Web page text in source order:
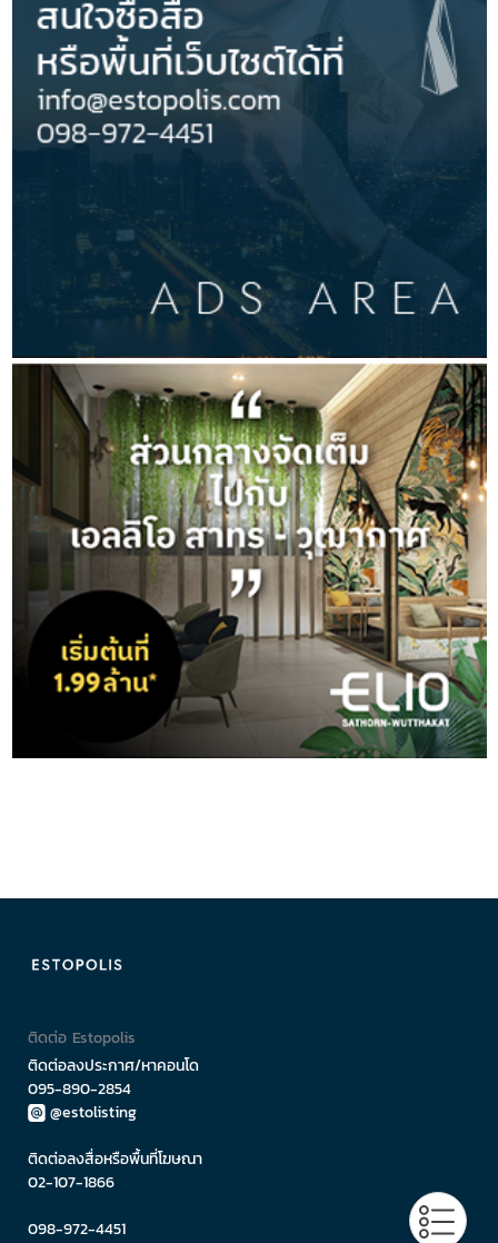
ติดต่อ Estopolis
ติดต่อลงประกาศ/หาคอนโด
095-890-2854
@estolisting
ติดต่อลงสื่อหรือพื้นที่โฆษณา
02-107-1866
098-972-4451